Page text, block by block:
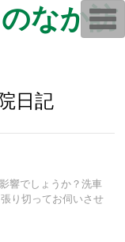
訪
日記
響でしょうか？洗車
り切ってお伺いさせ
T
o
g
g